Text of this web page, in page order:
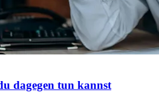
dagegen tun kannst